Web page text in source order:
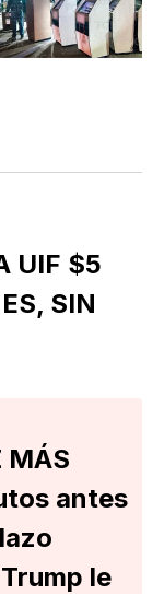
UIF $5
SIN
MÁS
antes
le